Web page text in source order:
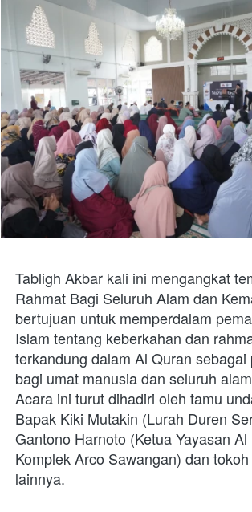
Tabligh Akbar kali ini mengangkat
Rahmat Bagi Seluruh Alam dan
bertujuan untuk memperdalam
Islam tentang keberkahan dan
terkandung dalam Al Quran
bagi umat manusia dan seluruh
Acara ini turut dihadiri oleh tamu
Bapak Kiki Mutakin (Lurah Duren
Gantono Harnoto (Ketua Yayasan Al
Komplek Arco Sawangan) dan
lainnya.